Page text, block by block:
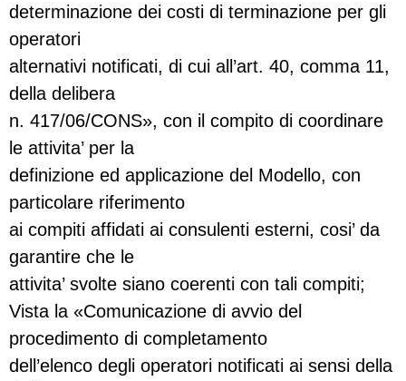
determinazione dei costi di terminazione per gli
operatori
alternativi notificati, di cui all’art. 40, comma 11,
della delibera
n. 417/06/CONS», con il compito di coordinare
le attivita’ per la
definizione ed applicazione del Modello, con
particolare riferimento
ai compiti affidati ai consulenti esterni, cosi’ da
garantire che le
attivita’ svolte siano coerenti con tali compiti;
Vista la «Comunicazione di avvio del
procedimento di completamento
dell’elenco degli operatori notificati ai sensi della